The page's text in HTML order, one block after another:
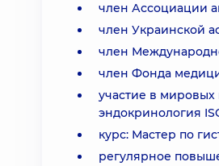
член Ассоциации
член Украинской
член
член Фонда
участие в мировых
эндокринология
курс: Мастер по
регулярное